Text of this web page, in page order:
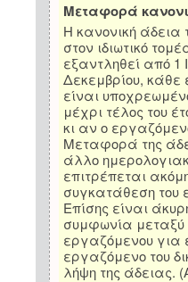
Μεταφορά
Η κανονική
στον ιδιωτικό
εξαντληθεί από 1
Δεκεμβρίου, κάθε
είναι
μέχρι τέλος του
κι αν ο
Μεταφορά της
άλλο
επιτρέπεται
συγκατάθεση του
Επίσης είναι
συμφωνία μεταξύ
εργαζόμενου για
εργαζόμενο του
λήψη της άδειας.